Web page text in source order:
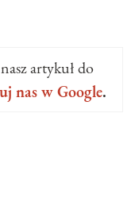
artykuł do
nas w Google.